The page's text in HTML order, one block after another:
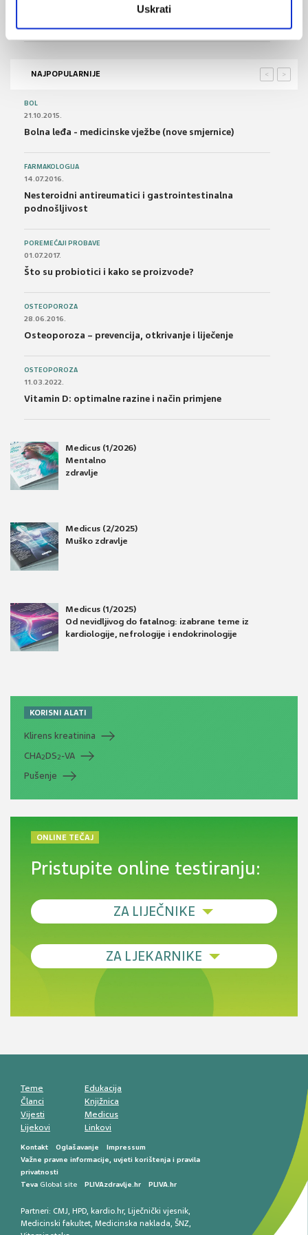
Uskrati
Može li zdrav način života pomoći onima s visokim
NAJPOPULARNIJE >
<
BOL
21.10.2015.
Bolna leđa - medicinske vježbe (nove smjernice)
FARMAKOLOGIJA
14.07.2016.
Nesteroidni antireumatici i gastrointestinalna
podnošljivost
POREMEĆAJI PROBAVE
01.07.2017.
Što su probiotici i kako se proizvode?
OSTEOPOROZA
28.06.2016.
Osteoporoza – prevencija, otkrivanje i liječenje
OSTEOPOROZA
11.03.2022.
Vitamin D: optimalne razine i način primjene
Medicus (1/2026)
Mentalno
zdravlje
Medicus (2/2025)
Muško zdravlje
Medicus (1/2025)
Od nevidljivog do fatalnog: izabrane teme iz
kardiologije, nefrologije i endokrinologije
KORISNI ALATI
Klirens kreatinina
CHA2DS2-VA
Pušenje
ONLINE TEČAJ
Pristupite online testiranju:
ZA LIJEČNIKE
Debljina - od prevencije do personalizirane
Novi pogled na migrenu: komorbiditeti, spolne
razlike i nove terapije
smetnji do rane onkološke dijagnostike
ZA LJEKARNIKE
Antikoagulansi u ljekarničkoj praksi –
Teme
Članci
Vijesti
Lijekovi
Edukacija
Knjižnica
Medicus
Linkovi
Kontakt Oglašavanje
Impressum
Važne pravne informacije, uvjeti korištenja i pravila
privatnosti
Teva Global site PLIVAzdravlje.hr PLIVA.hr
Partneri: CMJ, HPD, kardio.hr, Liječnički vjesnik,
Medicinski fakultet, Medicinska naklada, ŠNZ,